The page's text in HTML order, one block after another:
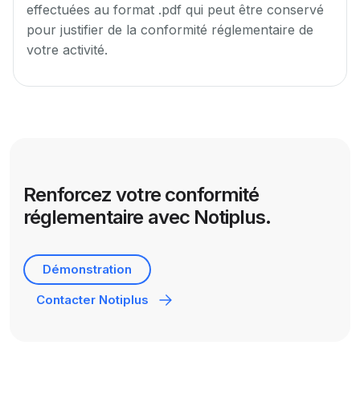
effectuées au format .pdf qui peut être conservé
pour justifier de la conformité réglementaire de
votre activité.
Renforcez votre conformité
réglementaire avec Notiplus.
Démonstration
Contacter Notiplus